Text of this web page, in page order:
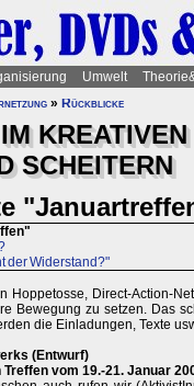
Umwelt
» Rückblicke
SCHEITERN
der Widerstand?"
Hoppetosse, Direct-Action-
Bewegung zu setzen. Das
die Einladungen, Texte
(Entwurf)
vom 19.-21. Januar